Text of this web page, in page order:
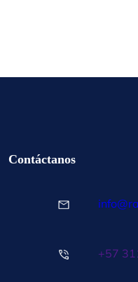
Contáctanos
+57